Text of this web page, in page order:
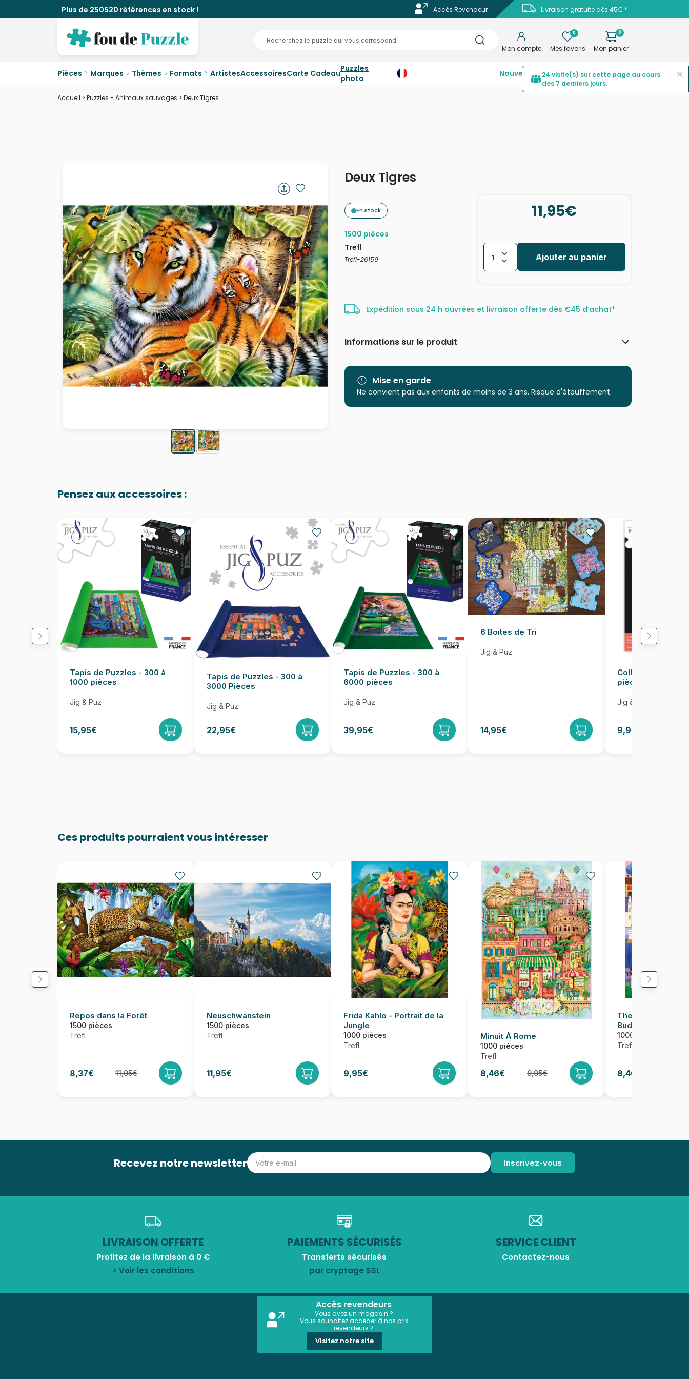
Plus de 250520 références en stock ! Livraison gratuite dès 45€ *
Accès Revendeur
Mon compte
0
Mes favoris
0
Mon panier
Pièces Marques Thèmes Formats ArtistesAccessoiresCarte CadeauPuzzles
photo
NouveautésTop ventesPromotions
Accueil > Puzzles - Animaux sauvages > Deux Tigres
Deux Tigres
En stock
1500 pièces
Trefl
Trefl-26159
11,95€
Ajouter au panier
Expédition sous 24 h ouvrées et livraison offerte dès €45 d’achat*
Informations sur le produit
Catégorie
Age
Puzzle pour Adultes (500 à 48.000
pièces)
Mise en garde
Ne convient pas aux enfants de moins de 3 ans. Risque d'étouffement.
Pensez aux accessoires :
Tapis de Puzzles - 300 à
1000 pièces
Jig & Puz
15,95€
Tapis de Puzzles - 300 à
3000 Pièces
Jig & Puz
22,95€
Tapis de Puzzles - 300 à
6000 pièces
Jig & Puz
39,95€
6 Boites de Tri
Jig & Puz
14,95€
Colle pour Puzzle
pièces
Jig & Puz
9,95€
Ces produits pourraient vous intéresser
Repos dans la Forêt
1500 pièces
Trefl
8,37€ 11,95€
Neuschwanstein
1500 pièces
Trefl
11,95€
Frida Kahlo - Portrait de la
Jungle
1000 pièces
Trefl
9,95€
Minuit À Rome
1000 pièces
Trefl
8,46€ 9,95€
The Art of Colour
Budapest, Hongrie
1000 pièces
Trefl
8,46€
Recevez notre newsletter
LIVRAISON OFFERTE
Profitez de la livraison à 0 €
> Voir les conditions
PAIEMENTS SÉCURISÉS
Transferts sécurisés
par cryptage SSL
SERVICE CLIENT
Contactez-nous
Accès revendeurs
Vous avez un magasin ?
Vous souhaitez accéder à nos prix
revendeurs ?
Visitez notre site
×
24 visite(s) sur cette page au cours
des 7 derniers jours.